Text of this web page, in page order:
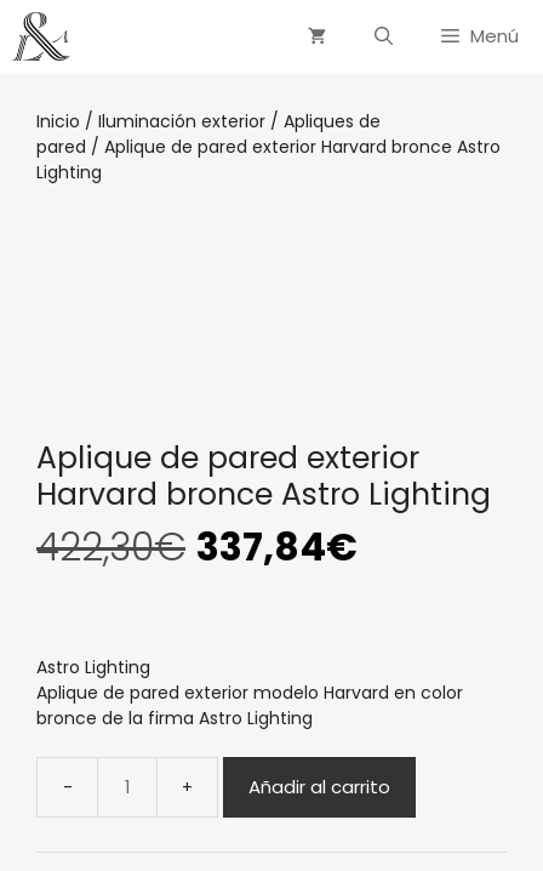
Saltar
contenido
Menú
Inicio / Iluminación exterior / Apliques de
pared / Aplique de pared exterior Harvard bronce Astro
Lighting
Aplique de pared exterior
Harvard bronce Astro Lighting
422,30€ El
original
era:
422,30€.
337,84€
actual
es:
337,84€.
Astro Lighting
Aplique de pared exterior modelo Harvard en color
bronce de la firma Astro Lighting
Aplique
de
pared
Añadir al carrito